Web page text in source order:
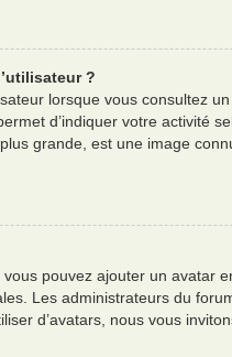
?
lorsque vous consultez
d’indiquer votre activité
grande, est une image
pouvez ajouter un
Les administrateurs du
d’avatars, nous vous